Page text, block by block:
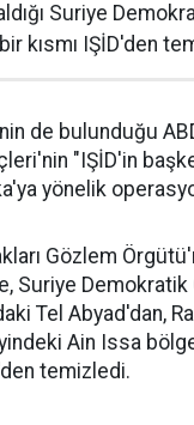
Suriye
kısmı IŞİD'den
de bulunduğu
"IŞİD'in
yönelik
Gözlem
Suriye
Tel Abyad'dan,
Ain Issa
temizledi.